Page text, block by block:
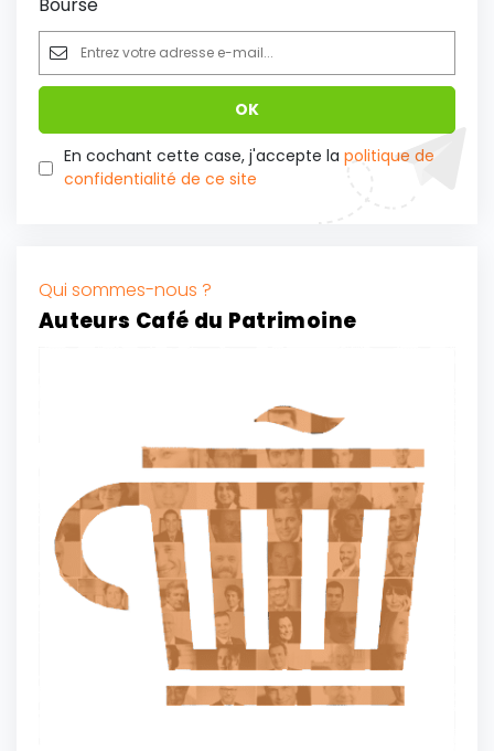
En cochant cette case, j'accepte la politique de
confidentialité de ce site
Qui sommes-nous ?
Auteurs Café du Patrimoine